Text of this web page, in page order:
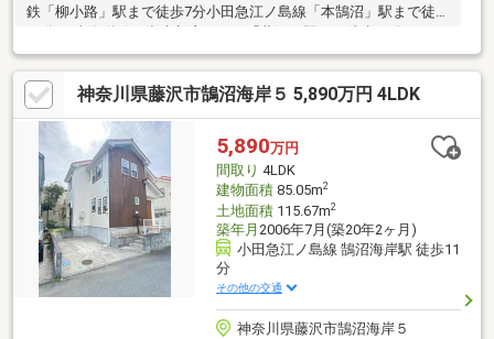
鉄「柳小路」駅まで徒歩7分小田急江ノ島線「本鵠沼」駅まで徒歩
11分JR東海道線・湘南新宿ライン「藤沢」駅まで徒歩20分▽おす
すめポイント●土地面積137.50㎡、駐車２台可能です！●LDKは対
面キッチン・リビング階段仕様で開放感あり！●4部屋の居室は収
納スペースあり！●1階に水回りがまとまり家事動線が考えられて
いる間取り！●海岸まで自転車で約8分！●コンビニ・スーパーま
で徒歩10分以内！─── リストはお住まい探しのお悩み、ご不安を
サポート。・物件の詳細はお気軽にお問い合わせください！
神奈川県藤沢市鵠沼海岸５ 5,890万円 4LDK
5,890万円
間取り 4LDK
建物面積85.05m2
土地面積115.67m2
築年月 2006年7月(築20年2ヶ月)
小田急江ノ島線 鵠沼海岸駅 徒歩11
分
その他の交通
神奈川県藤沢市鵠沼海岸５